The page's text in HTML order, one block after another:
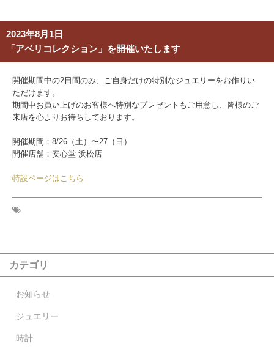
2023年8月1日
「アベリコレクション」を開催いたします
開催期間中の2日間のみ、ご自身だけの特別なジュエリーをお作りい
ただけます。
期間中お買い上げのお客様へ特別なプレゼントもご用意し、皆様のご
来店を心よりお待ちしております。
開催期間：8/26（土）〜27（日）
開催店舗：安心堂 浜松店
特設ページはこちら
カテゴリ
お知らせ
ジュエリー
時計